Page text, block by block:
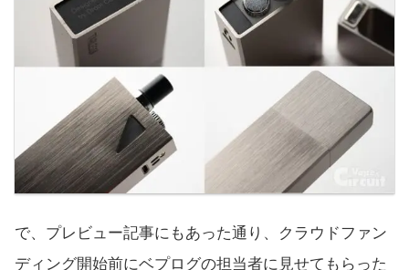
で、プレビュー記事にもあった通り、クラウドファン
ディング開始前にベプログの担当者に見せてもらった